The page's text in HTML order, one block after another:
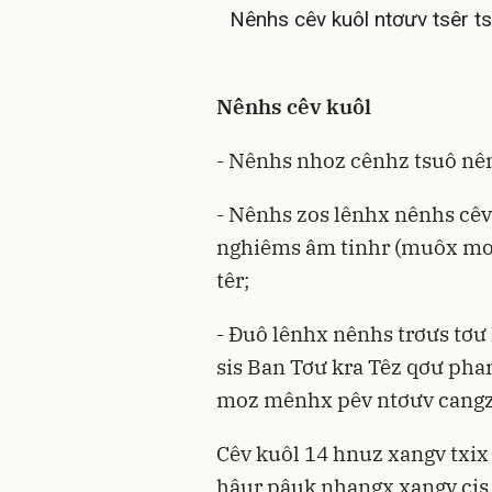
Nênhs cêv kuôl ntơưv tsêr
Nênhs cêv kuôl
- Nênhs nhoz cênhz tsuô
- Nênhs zos lênhx nênhs
nghiêms âm tinhr (muôx
têr;
- Đuô lênhx nênhs trơưs
sis Ban Tơư kra Têz qơư
moz mênhx pêv ntơưv
Cêv kuôl 14 hnuz xangv
hâur pâuk nhangx xangv